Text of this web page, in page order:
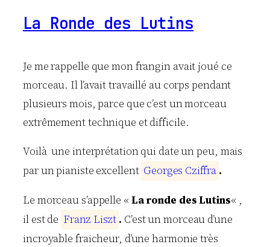
La Ronde des Lutins
Je me rappelle que mon frangin avait joué ce
morceau. Il l’avait travaillé au corps pendant
plusieurs mois, parce que c’est un morceau
extrêmement technique et difficile.
Voilà une interprétation qui date un peu, mais
par un pianiste excellent Georges Cziffra .
Le morceau s’appelle «La ronde des Lutins« ,
il est de Franz Liszt . C’est un morceau d’une
incroyable fraicheur, d’une harmonie très